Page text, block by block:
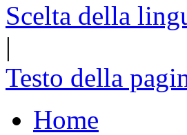
Scelta della
|
Testo della
Home